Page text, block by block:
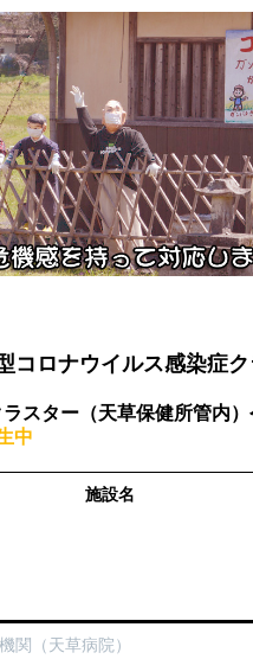
コロナウイルス感染症
スター（天草保健所管内
中
施設名
関（天草病院）